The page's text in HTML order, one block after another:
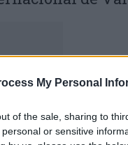
My Personal
of the sale, sharing to
or sensitive